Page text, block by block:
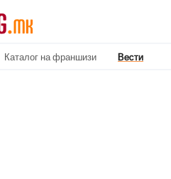
Каталог на франшизи Вести